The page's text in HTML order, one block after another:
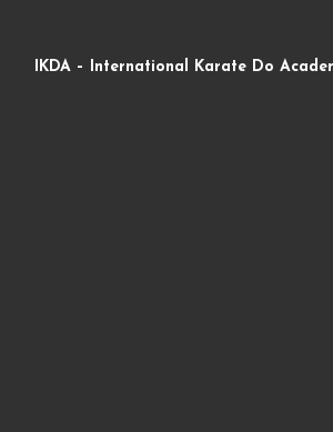
IKDA – International Karate Do